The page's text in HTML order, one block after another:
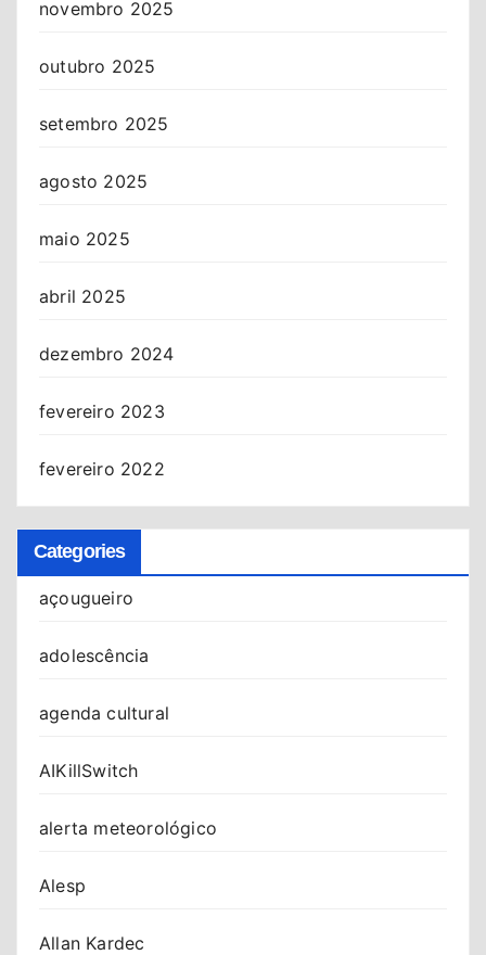
novembro 2025
outubro 2025
setembro 2025
agosto 2025
maio 2025
abril 2025
dezembro 2024
fevereiro 2023
fevereiro 2022
Categories
açougueiro
adolescência
agenda cultural
AIKillSwitch
alerta meteorológico
Alesp
Allan Kardec